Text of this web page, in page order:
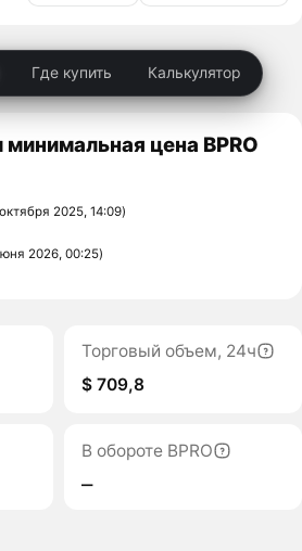
Где купить Калькулятор
цена BPRO
2025, 14:09)
2026, 00:25)
Торговый объем, 24ч
$ 709,8
В обороте BPRO
‒